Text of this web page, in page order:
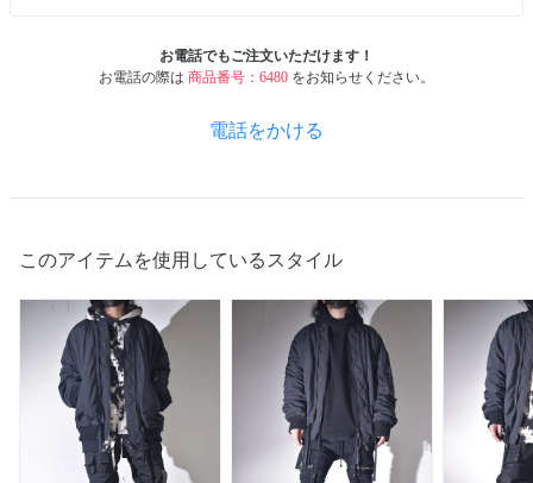
お電話でもご注文いただけます！
お電話の際は 商品番号：6480 をお知らせください。
電話をかける
このアイテムを使用しているスタイル